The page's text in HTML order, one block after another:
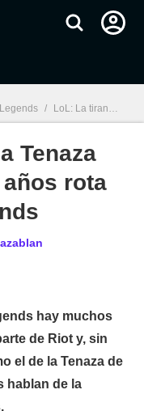
/ LoL: La tiranía de la Tenaza de Muerte Ígnea, 5 años rota en League of Legends
Tenaza
años rota
hay muchos
de Riot y, sin
el de la Tenaza de
hablan de la